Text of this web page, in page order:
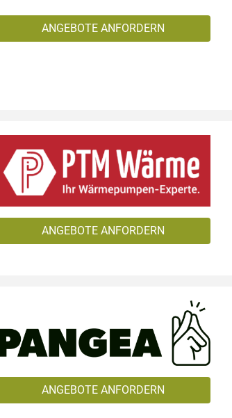
ANGEBOTE ANFORDERN
ANGEBOTE ANFORDERN
ANGEBOTE ANFORDERN